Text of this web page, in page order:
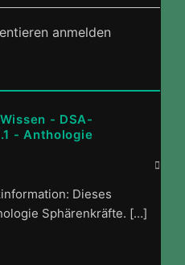
anmelden
- DSA-
- Anthologie
Dieses
Sphärenkräfte. […]